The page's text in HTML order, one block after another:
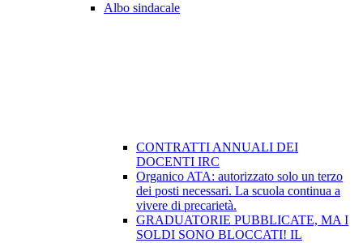
Albo sindacale
CONTRATTI ANNUALI DEI
DOCENTI IRC
Organico ATA: autorizzato solo un terzo
dei posti necessari. La scuola continua a
vivere di precarietà.
GRADUATORIE PUBBLICATE, MA I
SOLDI SONO BLOCCATI! IL